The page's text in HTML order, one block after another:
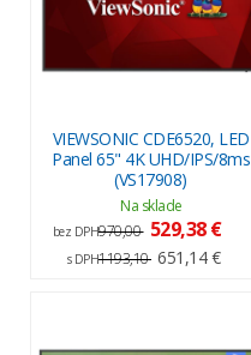
VIEWSONIC CDE6520, LED
Panel 65" 4K UHD/IPS/8ms
(VS17908)
Na sklade
bez DPH970,00 529,38 €
s DPH1193,10 651,14 €